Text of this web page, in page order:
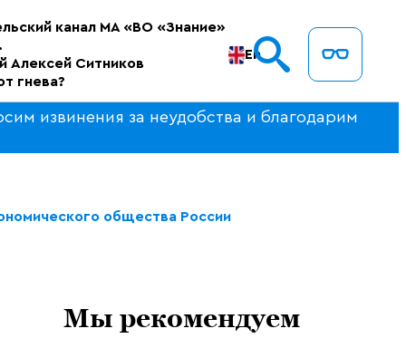
канал МА «ВО «Знание»
Алексей Ситников
гнева?
En
извинения за неудобства и благодарим
общества России
Мы рекомендуем